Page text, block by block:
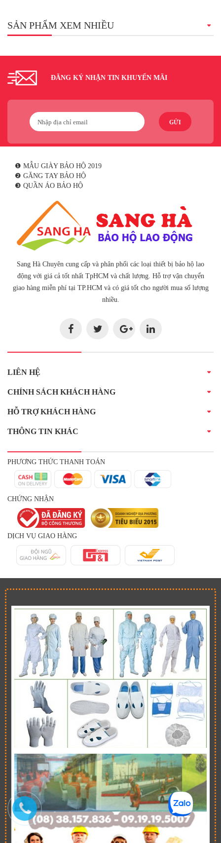
SẢN PHẨM XEM NHIỀU
ĐĂNG KÝ NHẬN TIN KHUYẾN MÃI
GỬI
❶ MẪU GIÀY BẢO HỘ 2019
❷ GĂNG TAY BẢO HỘ
❸ QUẦN ÁO BẢO HỘ
Sang Hà Chuyên cung cấp và phân phối các loại thiết bị bảo hộ lao
động với giá cả tốt nhất TpHCM và chất lượng. Hỗ trợ vận chuyển
giao hàng miễn phí tại TP.HCM và có giá tốt cho người mua số lượng
nhiều.
LIÊN HỆ
CHÍNH SÁCH KHÁCH HÀNG
HỖ TRỢ KHÁCH HÀNG
THÔNG TIN KHÁC
PHƯƠNG THỨC THANH TOÁN
CHỨNG NHẬN
DỊCH VỤ GIAO HÀNG